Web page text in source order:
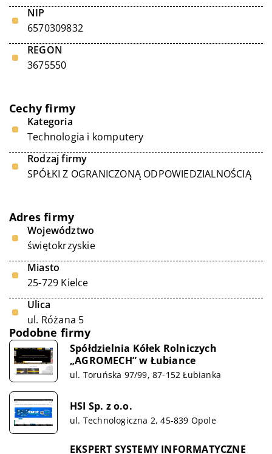
NIP
6570309832
REGON
3675550
Cechy firmy
Kategoria
Technologia i komputery
Rodzaj firmy
SPÓŁKI Z OGRANICZONĄ ODPOWIEDZIALNOŚCIĄ
Adres firmy
Województwo
świętokrzyskie
Miasto
25-729 Kielce
Ulica
ul. Różana 5
Podobne firmy
Spółdzielnia Kółek Rolniczych
„AGROMECH” w Łubiance
ul. Toruńska 97/99, 87-152 Łubianka
HSI Sp. z o.o.
ul. Technologiczna 2, 45-839 Opole
EKSPERT SYSTEMY INFORMATYCZNE